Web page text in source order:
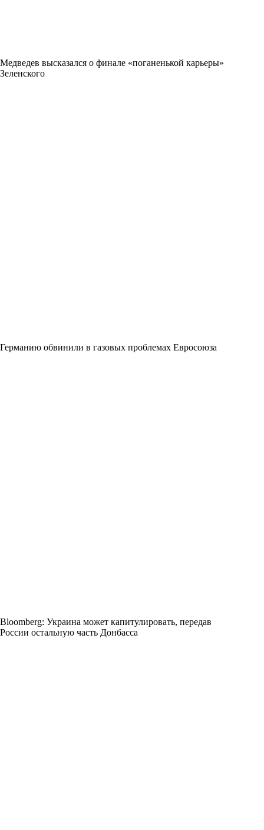
Медведев высказался о финале «поганенькой карьеры»
Зеленского
Германию обвинили в газовых проблемах Евросоюза
Bloomberg: Украина может капитулировать, передав
России остальную часть Донбасса